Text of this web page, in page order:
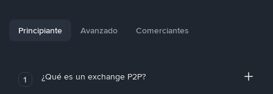
Principiante Avanzado Comerciantes
1 ¿Qué es un exchange P2P?